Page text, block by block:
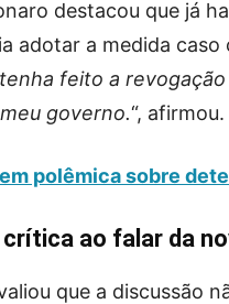
destacou que já
adotar a medida caso
feito a
governo.“, afirmou.
polêmica sobre
ao falar da
que a discussão